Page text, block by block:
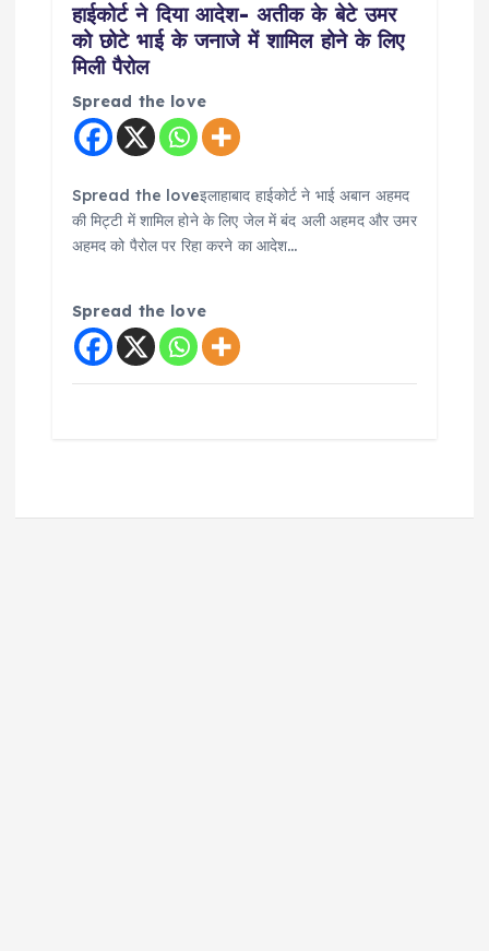
हाईकोर्ट ने दिया आदेश- अतीक के बेटे उमर
को छोटे भाई के जनाजे में शामिल होने के लिए
मिली पैरोल
Spread the love
Spread the loveइलाहाबाद हाईकोर्ट ने भाई अबान अहमद
की मिट्टी में शामिल होने के लिए जेल में बंद अली अहमद और उमर
अहमद को पैरोल पर रिहा करने का आदेश…
Spread the love